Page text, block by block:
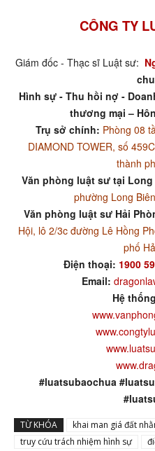
CÔNG TY
Giám đốc - Thạc sĩ Luật sư:
Hình sự - Thu hồi nợ -
thương mại –
Trụ sở chính: Phòng 08
DIAMOND TOWER, số
thành
Văn phòng luật sư tại Long
phường Long
Văn phòng luật sư Hải
Hội, lô 2/3c đường Lê Hồng
phố
Điện thoại: 1900
Email:
Hệ
#luatsubaochua
TỪ KHÓA khai man giá đất
truy cứu trách nhiệm hình sự